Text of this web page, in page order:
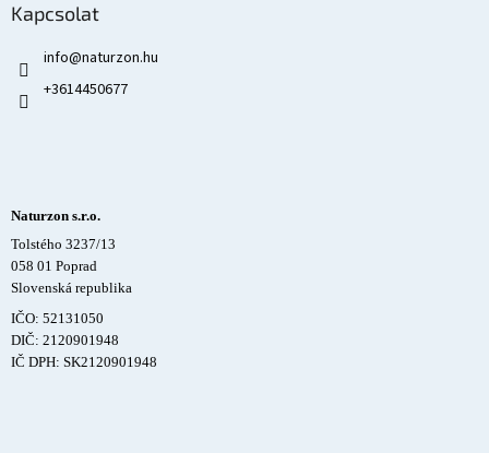
Kapcsolat
info@naturzon.hu
+3614450677
Naturzon s.r.o.
Tolstého 3237/13
058 01 Poprad
Slovenská republika
IČO: 52131050
DIČ: 2120901948
IČ DPH: SK2120901948